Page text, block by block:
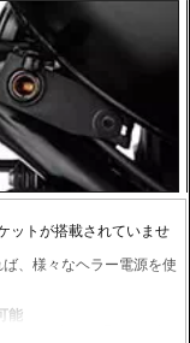
ットが搭載されていませ
、様々なヘラー電源を使
能